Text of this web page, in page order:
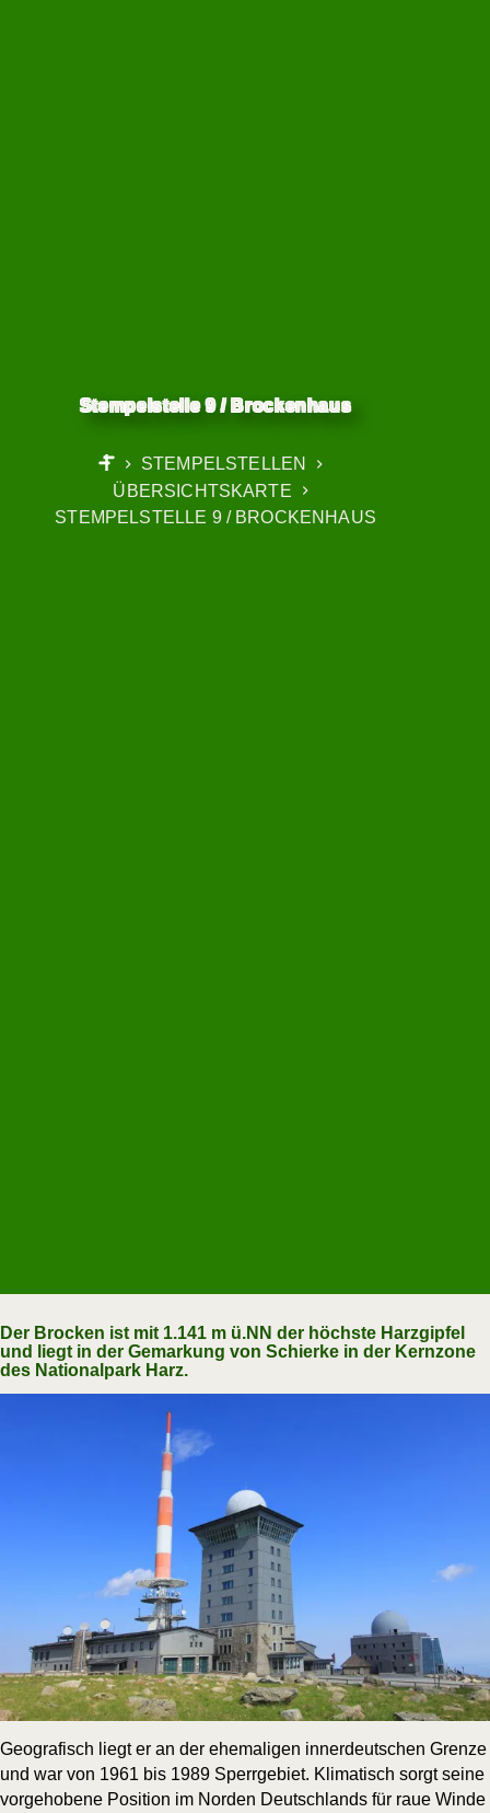
Stempelstelle 9 / Brockenhaus
START
STEMPELSTELLEN
ÜBERSICHTSKARTE
STEMPELSTELLE 9 / BROCKENHAUS
Der Brocken ist mit 1.141 m ü.NN der höchste Harzgipfel
und liegt in der Gemarkung von Schierke in der Kernzone
des Nationalpark Harz.
Geo­gra­fisch liegt er an der ehe­ma­li­gen inner­deut­schen Gren­ze
und war von 1961 bis 1989 Sperr­ge­biet. Kli­ma­tisch sorgt sei­ne
vor­ge­ho­be­ne Posi­ti­on im Nor­den Deutsch­lands für raue Win­de